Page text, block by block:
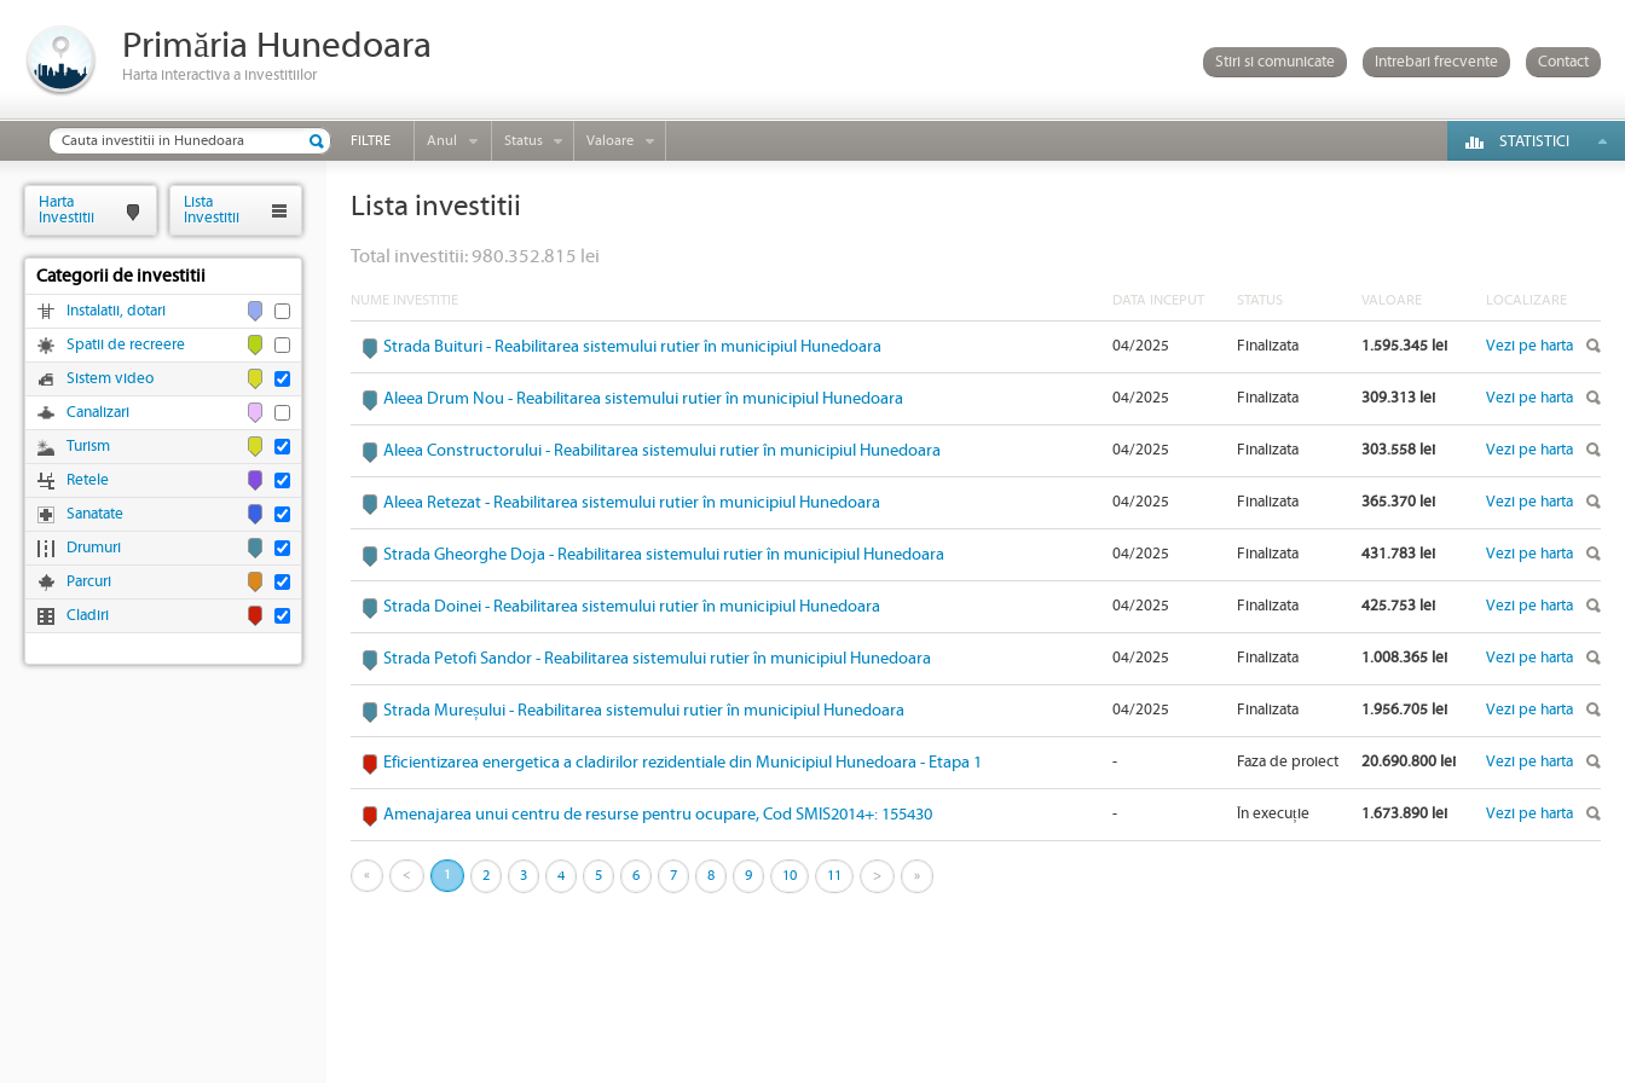
Primăria Hunedoara
Harta interactiva a investitiilor
Stiri si comunicate Intrebari frecvente Contact
FILTRE Anul Status Valoare STATISTICI
Lista investitii
Total investitii: 980.352.815 lei
NUME INVESTITIE DATA INCEPUT STATUS VALOARE LOCALIZARE
Strada Buituri - Reabilitarea sistemului rutier în municipiul Hunedoara 04/2025 Finalizata 1.595.345 lei Vezi pe harta
Aleea Drum Nou - Reabilitarea sistemului rutier în municipiul Hunedoara 04/2025 Finalizata 309.313 lei Vezi pe harta
Aleea Constructorului - Reabilitarea sistemului rutier în municipiul Hunedoara 04/2025 Finalizata 303.558 lei Vezi pe harta
Aleea Retezat - Reabilitarea sistemului rutier în municipiul Hunedoara 04/2025 Finalizata 365.370 lei Vezi pe harta
Strada Gheorghe Doja - Reabilitarea sistemului rutier în municipiul Hunedoara 04/2025 Finalizata 431.783 lei Vezi pe harta
Strada Doinei - Reabilitarea sistemului rutier în municipiul Hunedoara 04/2025 Finalizata 425.753 lei Vezi pe harta
Strada Petofi Sandor - Reabilitarea sistemului rutier în municipiul Hunedoara 04/2025 Finalizata 1.008.365 lei Vezi pe harta
Strada Mureșului - Reabilitarea sistemului rutier în municipiul Hunedoara 04/2025 Finalizata 1.956.705 lei Vezi pe harta
Eficientizarea energetica a cladirilor rezidentiale din Municipiul Hunedoara - Etapa 1 - Faza de proiect 20.690.800 lei Vezi pe harta
Amenajarea unui centru de resurse pentru ocupare, Cod SMIS2014+: 155430 - În execuție 1.673.890 lei Vezi pe harta
« < 1 2 3 4 5 6 7 8 9 10 11 > »
Harta
Investitii
Lista
Investitii
Categorii de investitii
Instalatii, dotari
Spatii de recreere
Sistem video
Canalizari
Turism
Retele
Sanatate
Drumuri
Parcuri
Cladiri